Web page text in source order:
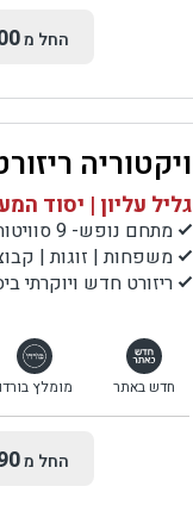
החל מ
ויקטוריה
גליל עליון | יסוד
מתחם נופש- 9 סוויטות מעוצבות
משפחות | זוגות |
ריזורט חדש ויוקרתי
חדש באתר מומלץ בורדו
החל מ